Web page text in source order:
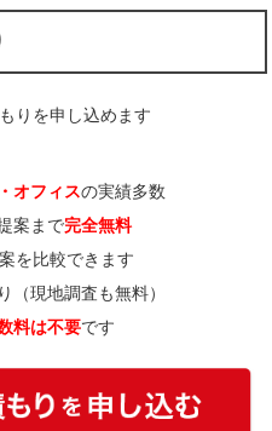
りを申し込めます
オフィスの実績多数
案まで完全無料
を比較できます
（現地調査も無料）
料は不要です